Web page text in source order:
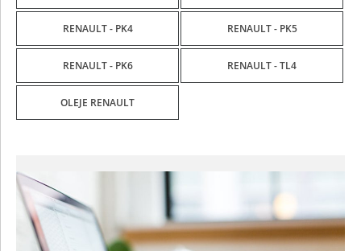
RENAULT - PK4 RENAULT - PK5
RENAULT - PK6 RENAULT - TL4
OLEJE RENAULT